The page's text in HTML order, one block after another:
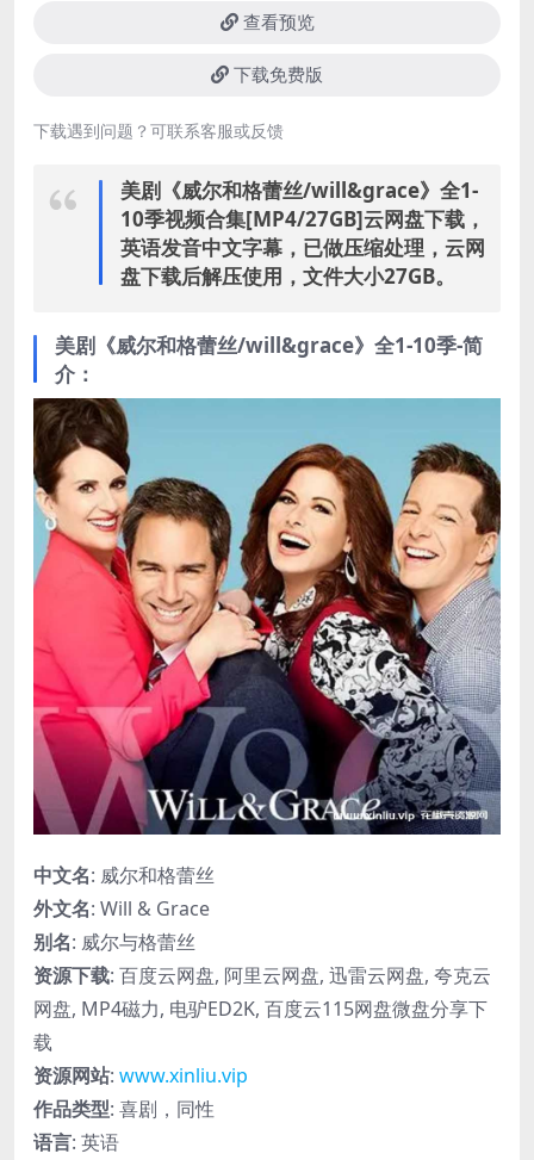
查看预览
下载免费版
下载遇到问题？可联系客服或反馈
美剧《威尔和格蕾丝/will&grace》全1-
10季视频合集[MP4/27GB]云网盘下载，
英语发音中文字幕，已做压缩处理，云网
盘下载后解压使用，文件大小27GB。
美剧《威尔和格蕾丝/will&grace》全1-10季-简
介：
中文名: 威尔和格蕾丝
外文名: Will & Grace
别名: 威尔与格蕾丝
资源下载: 百度云网盘, 阿里云网盘, 迅雷云网盘, 夸克云
网盘, MP4磁力, 电驴ED2K, 百度云115网盘微盘分享下
载
资源网站: www.xinliu.vip
作品类型: 喜剧，同性
语言: 英语